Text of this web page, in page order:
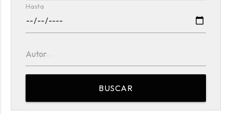
Hasta
Autor
BUSCAR